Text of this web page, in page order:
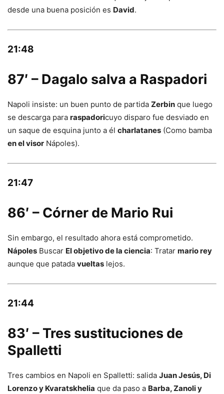
desde una buena posición es David.
21:48
87′ – Dagalo salva a Raspadori
Napoli insiste: un buen punto de partida Zerbin que luego
se descarga para raspadoricuyo disparo fue desviado en
un saque de esquina junto a él charlatanes (Como bamba
en el visor Nápoles).
21:47
86′ – Córner de Mario Rui
Sin embargo, el resultado ahora está comprometido.
Nápoles Buscar El objetivo de la ciencia: Tratar mario rey
aunque que patada vueltas lejos.
21:44
83′ – Tres sustituciones de
Spalletti
Tres cambios en Napoli en Spalletti: salida Juan Jesús, Di
Lorenzo y Kvaratskhelia que da paso a Barba, Zanoli y